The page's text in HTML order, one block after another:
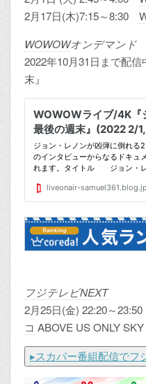
2月17日(木)7:15～8:30
WOWOWオンデマンド
2022年10月31日まで配信
末』
フジテレビNEXT
2月25日(金) 22:20～23:50
コ ABOVE US ONLY SKY
▸スカパー番組配信でフ